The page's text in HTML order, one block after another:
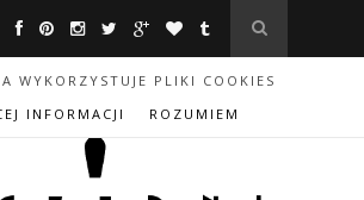
WYKORZYSTUJE PLIKI COOKIES
INFORMACJI
ROZUMIEM